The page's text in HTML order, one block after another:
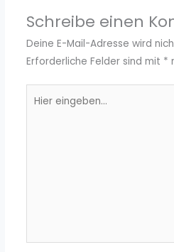
Schreibe einen
Deine E-Mail-Adresse wird
Erforderliche Felder sind mit *
eingeben…